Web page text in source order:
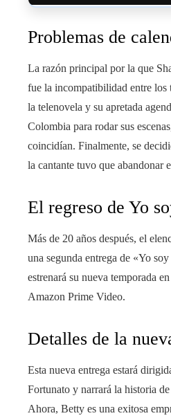
Problemas de
La razón principal por la que
fue la incompatibilidad entre los
la telenovela y su apretada
Colombia para rodar sus
coincidían. Finalmente, se
la cantante tuvo que abandonar
El regreso de Yo
Más de 20 años después, el
una segunda entrega de «Yo
estrenará su nueva temporada
Amazon Prime Video.
Detalles de la
Esta nueva entrega estará
Fortunato y narrará la historia
Ahora, Betty es una exitosa